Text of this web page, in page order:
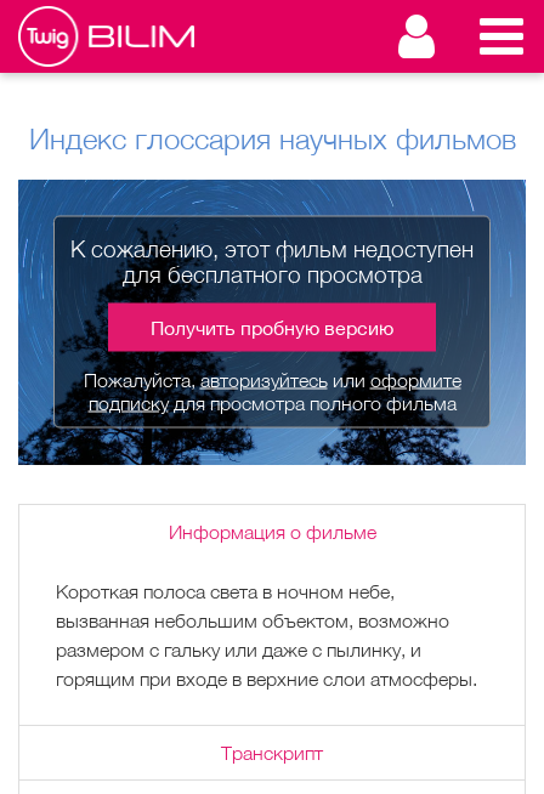
Индекс глоссария научных фильмов
К сожалению, этот фильм недоступен
для бесплатного просмотра
Получить пробную версию
Пожалуйста,авторизуйтесьилиоформите
подпискудля просмотра полного фильма
Информация о фильме
Короткая полоса света в ночном небе,
вызванная небольшим объектом, возможно
размером с гальку или даже с пылинку, и
горящим при входе в верхние слои атмосферы.
Транскрипт